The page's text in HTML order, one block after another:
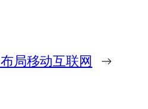
局移动互联网 →